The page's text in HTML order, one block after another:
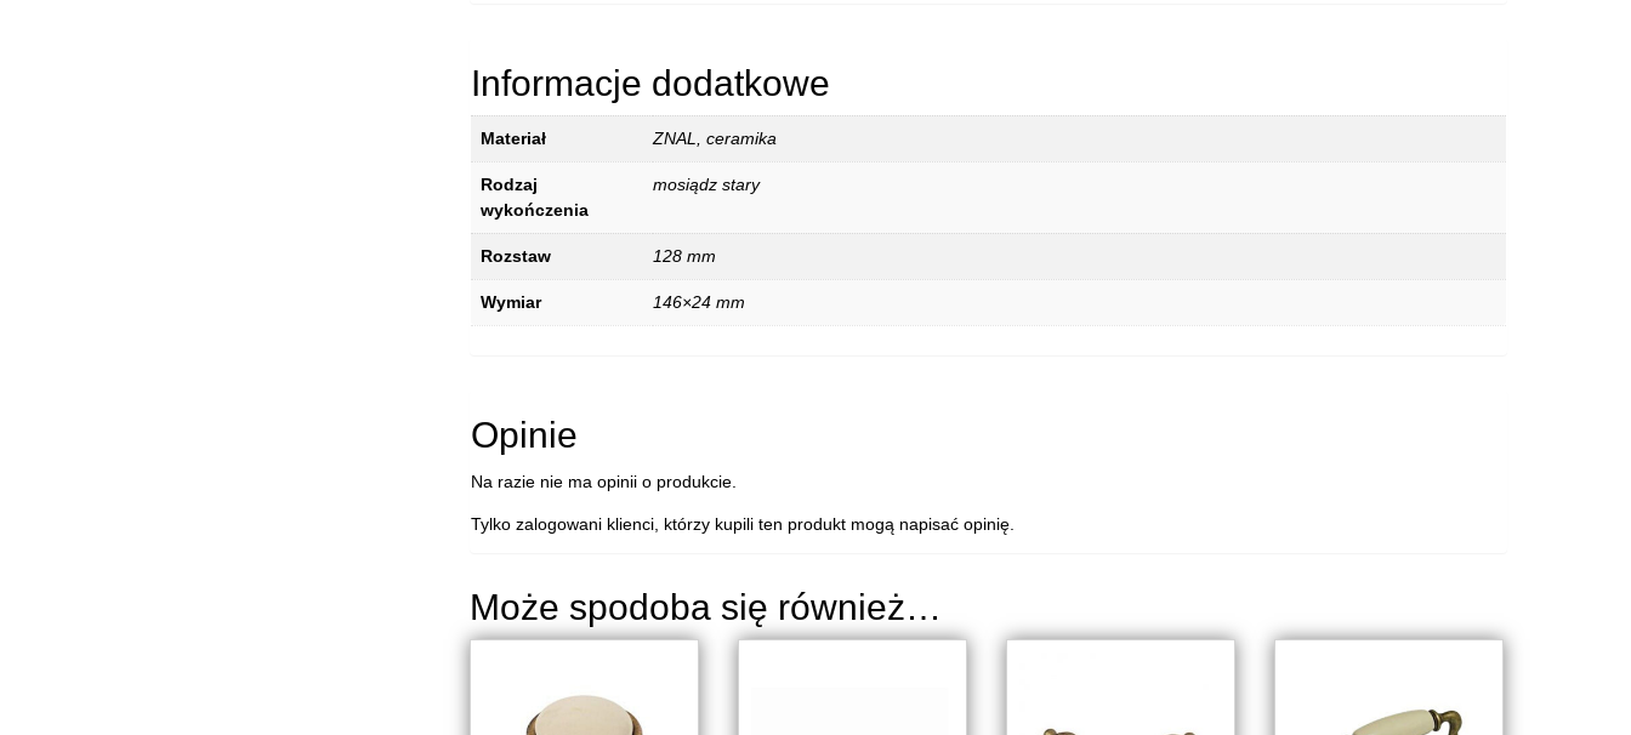
Informacje dodatkowe
Materiał ZNAL, ceramika
Rodzaj
wykończenia
mosiądz stary
Rozstaw 128 mm
Wymiar 146×24 mm
Opinie
Na razie nie ma opinii o produkcie.
Tylko zalogowani klienci, którzy kupili ten produkt mogą napisać opinię.
Może spodoba się również…